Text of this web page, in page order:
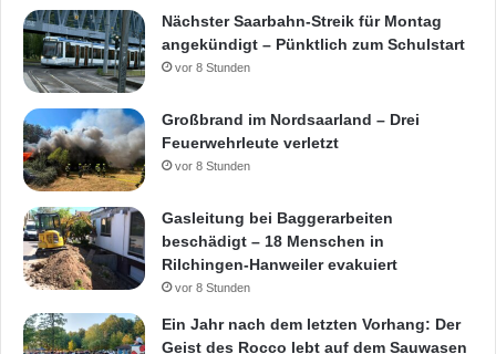
Nächster Saarbahn-Streik für Montag
angekündigt – Pünktlich zum Schulstart
vor 8 Stunden
Großbrand im Nordsaarland – Drei
Feuerwehrleute verletzt
vor 8 Stunden
Gasleitung bei Baggerarbeiten
beschädigt – 18 Menschen in
Rilchingen-Hanweiler evakuiert
vor 8 Stunden
Ein Jahr nach dem letzten Vorhang: Der
Geist des Rocco lebt auf dem Sauwasen